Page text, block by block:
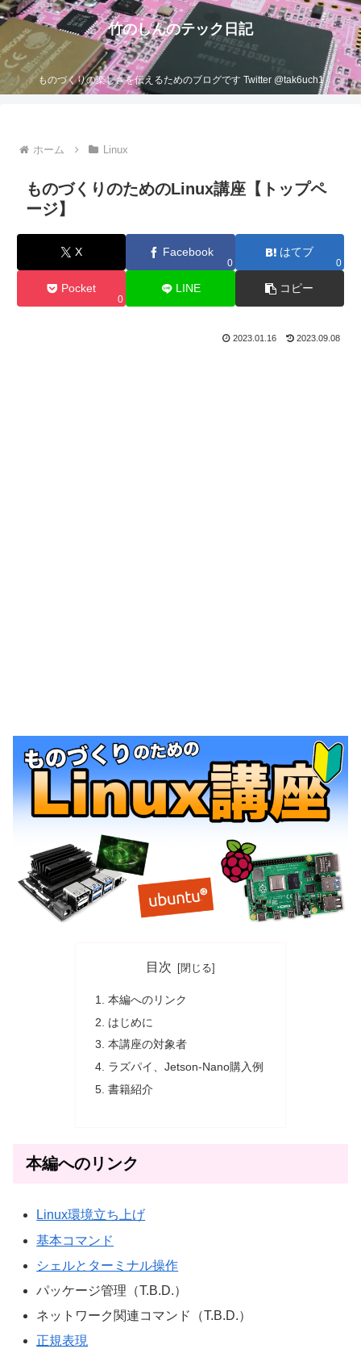
竹のしんのテック日記
ものづくりの楽しさを伝えるためのブログです Twitter @tak6uch1
ホーム Linux
ものづくりのためのLinux講座【トップペ
ージ】
X Facebook
0
はてブ
0
Pocket
0
LINE コピー
2023.01.16 2023.09.08
目次
本編へのリンク
はじめに
本講座の対象者
ラズパイ、Jetson-Nano購入例
書籍紹介
本編へのリンク
Linux環境立ち上げ
基本コマンド
シェルとターミナル操作
パッケージ管理（T.B.D.）
ネットワーク関連コマンド（T.B.D.）
正規表現